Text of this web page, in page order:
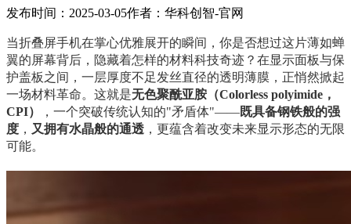
发布时间：2025-03-05作者：华科创智-官网
当折叠屏手机在掌心优雅展开的瞬间，你是否想过这片薄如蝉
翼的屏幕背后，隐藏着怎样的材料科技奇迹？在显示面板与保
护盖板之间，一层厚度不足发丝直径的透明薄膜，正悄然掀起
一场材料革命。这就是无色聚酰亚胺（Colorless polyimide，
CPI）
，一个突破传统认知的"矛盾体"——既具备钢铁般的强
度 ， 又拥有水晶般的通透 ，更蕴含着改变未来显示形态的无限
可能。